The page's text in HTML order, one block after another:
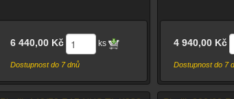
6 440,00 Kč ks
Dostupnost do 7 dnů
4 940,00 Kč
Dostupnost do 7